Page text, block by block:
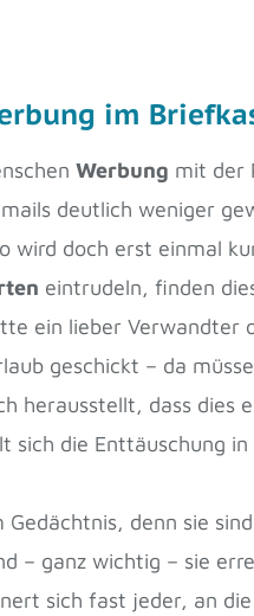
im
Werbung mit der
deutlich weniger
wird doch erst einmal
eintrudeln, finden
ein lieber Verwandter
geschickt – da
herausstellt, dass dies
die Enttäuschung in
Gedächtnis, denn sie
– ganz wichtig – sie
sich fast jeder, an